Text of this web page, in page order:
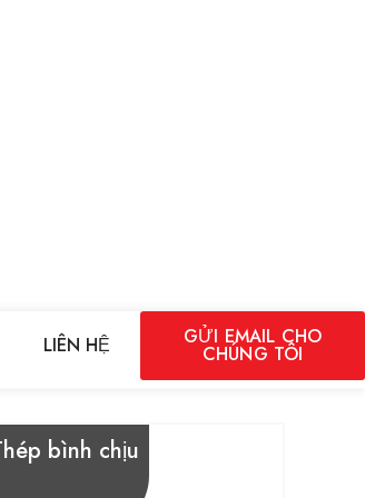
LIÊN HỆ GỬI EMAIL CHO
CHÚNG TÔI
bình chịu